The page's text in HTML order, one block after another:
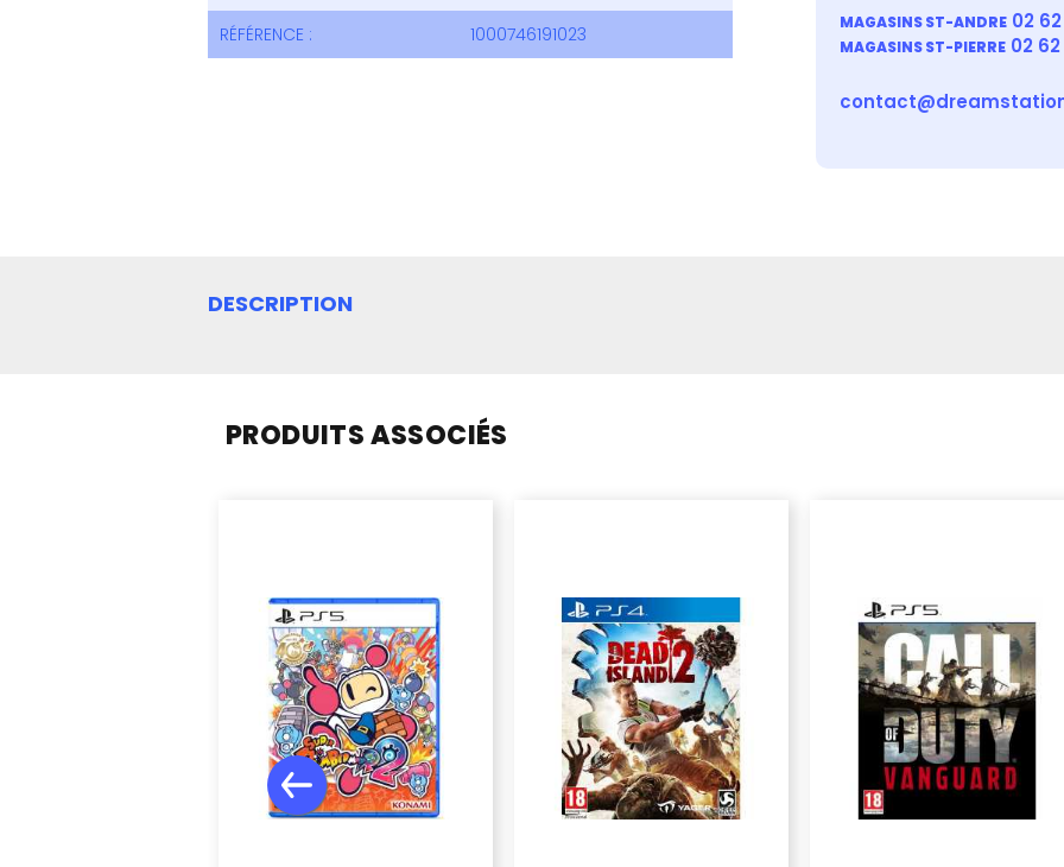
RÉFÉRENCE :
1000746191023
MAGASINS ST-ANDRE 02
MAGASINS ST-PIERRE 02
DESCRIPTION
PRODUITS ASSOCIÉS